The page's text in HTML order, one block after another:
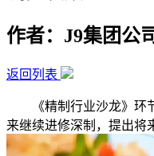
作者：J9集团公
返回列表
《精制行业沙龙》环节
来继续进修深制，提出将